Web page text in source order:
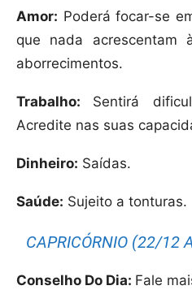
Amor: Poderá focar-se
que nada
aborrecimentos.
Trabalho: Sentirá
Acredite nas suas
Dinheiro: Saídas.
Saúde: Sujeito a tonturas.
CAPRICÓRNIO (22/12
Conselho Do Dia: Fale